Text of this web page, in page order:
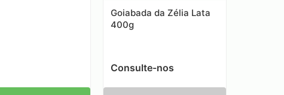
Goiabada da Zélia Lata
400g
Consulte-nos